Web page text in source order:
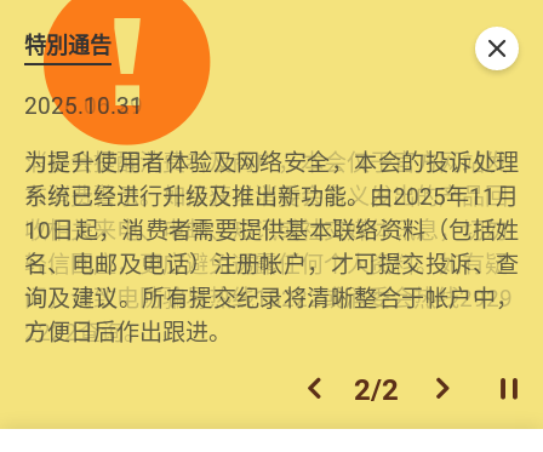
特別通告
2026.06.29
消委会提醒消费者及商户，本会仅于官方网站发
布消费警示。如接获以消委会名义发出的产品回
收相关来电、电邮、短讯或社交媒体讯息，切勿
轻信回应，更应避免透露任何个人资料。如有疑
问，请致电防骗易热线18222或消委会热线2929
2222查询。
2025.10.31
为提升使用者体验及网络安全，本会的投诉处理
系统已经进行升级及推出新功能。由2025年11月
10日起，消费者需要提供基本联络资料（包括姓
名、电邮及电话）注册帐户，才可提交投诉、查
询及建议。所有提交纪录将清晰整合于帐户中，
方便日后作出跟进。
上一个
2/2 下一个开
关闭